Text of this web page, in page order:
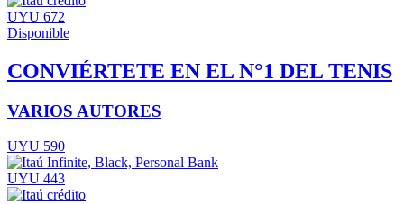
UYU 672
Disponible
CONVIÉRTETE EN EL N°1 DEL TENIS
VARIOS AUTORES
UYU 590
UYU 443